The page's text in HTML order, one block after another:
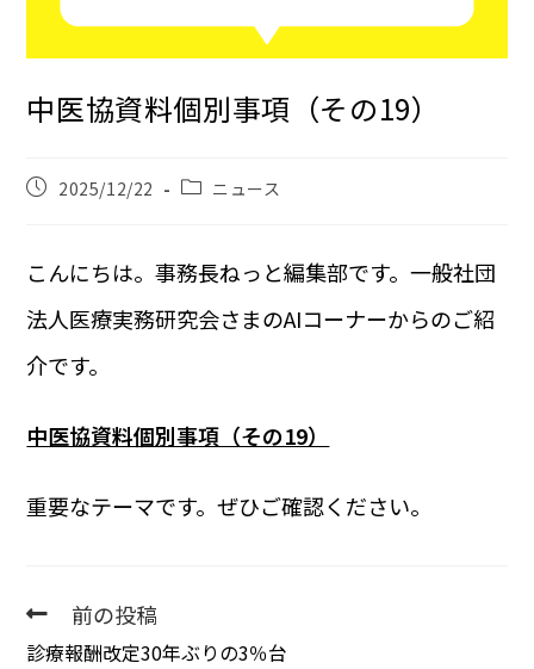
中医協資料個別事項（その19）
2025/12/22 ニュース
こんにちは。事務長ねっと編集部です。一般社団
法人医療実務研究会さまのAIコーナーからのご紹
介です。
中医協資料個別事項（その19）
重要なテーマです。ぜひご確認ください。
前の投稿
診療報酬改定30年ぶりの3％台